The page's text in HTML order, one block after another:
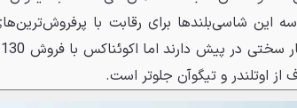
از اوتلندر و تیگوآن جلوتر است.